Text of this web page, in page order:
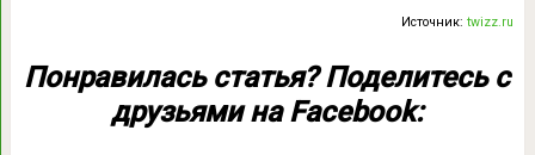
Источник:twizz.ru
Понравилась статья? Поделитесь с
друзьями на Facebook: